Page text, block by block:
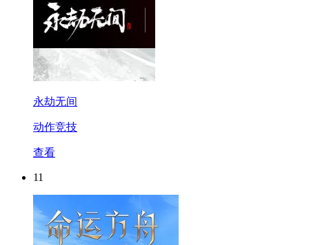
永劫无间
动作竞技
查看
11